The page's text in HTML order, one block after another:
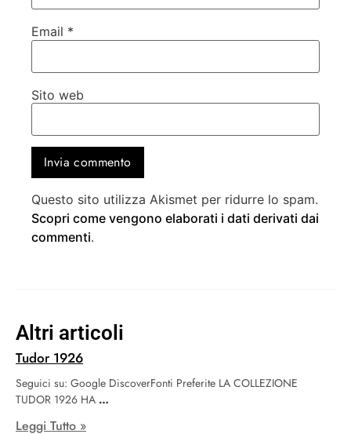
Altri articoli
Tudor 1926
Seguici su: Google DiscoverFonti Preferite LA COLLEZIONE
TUDOR 1926 HA
Leggi Tutto »
Email *
Sito web
Questo sito utilizza Akismet per ridurre lo spam.
Scopri come vengono elaborati i dati derivati dai
commenti.